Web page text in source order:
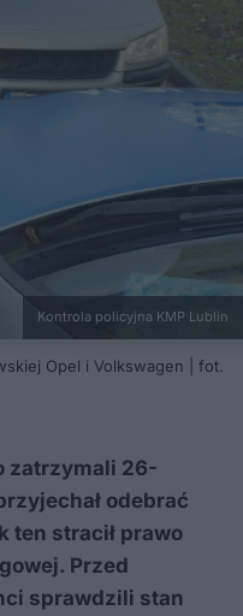
Kontrola policyjna KMP Lublin
Opel i Volkswagen | fot.
zatrzymali 26-
odebrać
ten stracił prawo
Przed
sprawdzili stan